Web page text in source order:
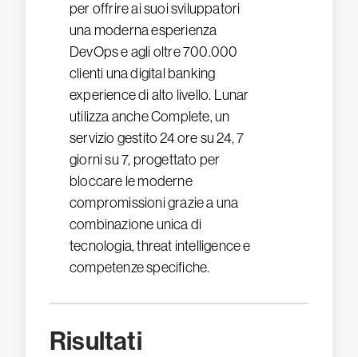
per offrire ai suoi sviluppatori
una moderna esperienza
DevOps e agli oltre 700.000
clienti una digital banking
experience di alto livello. Lunar
utilizza anche Complete, un
servizio gestito 24 ore su 24, 7
giorni su 7, progettato per
bloccare le moderne
compromissioni grazie a una
combinazione unica di
tecnologia, threat intelligence e
competenze specifiche.
Risultati